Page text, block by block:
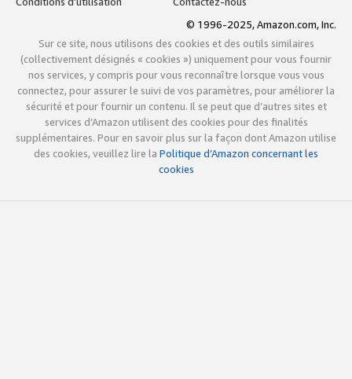
© 1996-2025, Amazon.com, Inc.
Sur ce site, nous utilisons des cookies et des outils similaires
(collectivement désignés « cookies ») uniquement pour vous fournir
nos services, y compris pour vous reconnaître lorsque vous vous
connectez, pour assurer le suivi de vos paramètres, pour améliorer la
sécurité et pour fournir un contenu. Il se peut que d’autres sites et
services d’Amazon utilisent des cookies pour des finalités
supplémentaires. Pour en savoir plus sur la façon dont Amazon utilise
des cookies, veuillez lire la Politique d’Amazon concernant les
cookies